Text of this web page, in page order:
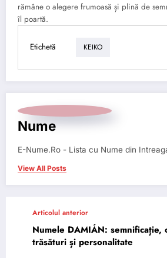
rămâne o alegere frumoasă și plină de
îl poartă.
Etichetă KEIKO
Nume
E-Nume.Ro - Lista cu Nume din
View All Posts
Articolul anterior
Numele DAMIÁN: semnificație,
trăsături și personalitate